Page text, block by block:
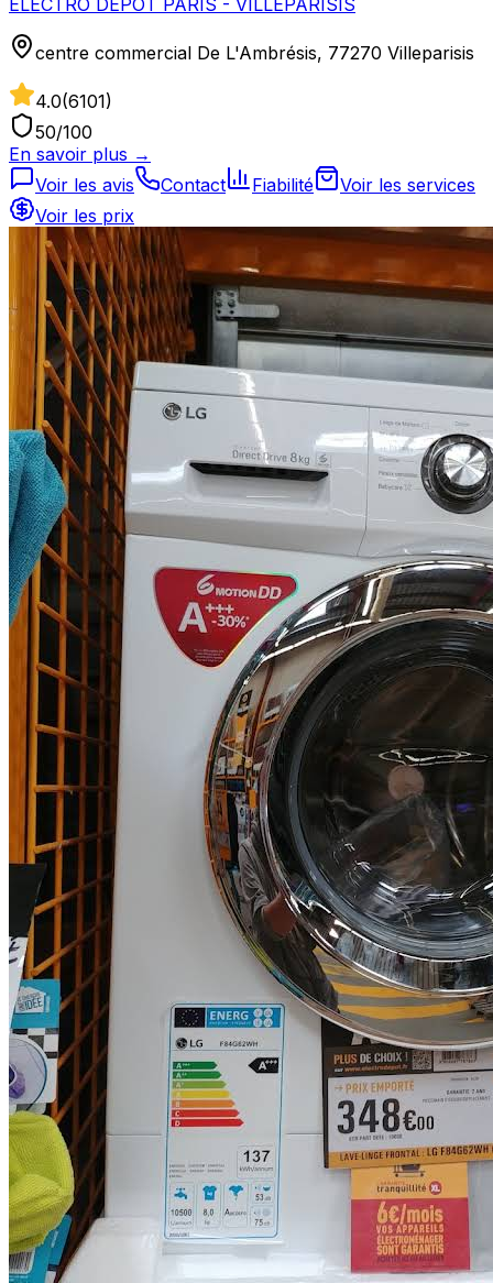
centre commercial De L'Ambrésis, 77270 Villeparisis
4.0(6101)
50/100
En savoir plus →
Voir les avis
Contact Fiabilité
Voir les services
Voir les prix